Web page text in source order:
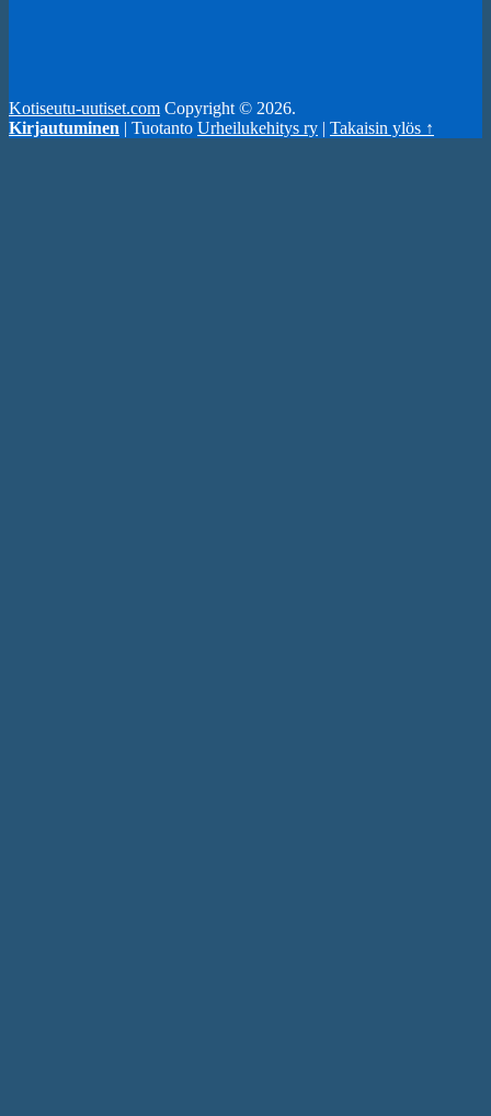
Kotiseutu-uutiset.com Copyright © 2026.
Kirjautuminen | Tuotanto Urheilukehitys ry | Takaisin ylös ↑